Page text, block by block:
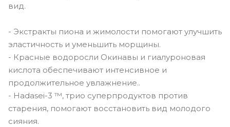
вид.
- Экстракты пиона и жимолости помогают улучшить
эластичность и уменьшить морщины.
- Красные водоросли Окинавы и гиалуроновая
кислота обеспечивают интенсивное и
продолжительное увлажнение..
- Hadasei-3 ™, трио суперпродуктов против
старения, помогают восстановить вид молодого
сияния.